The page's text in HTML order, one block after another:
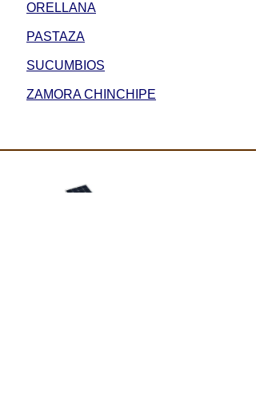
ORELLANA
PASTAZA
SUCUMBIOS
ZAMORA CHINCHIPE